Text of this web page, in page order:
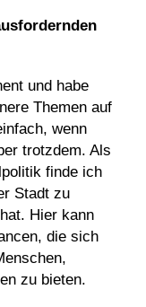
und habe
Themen auf
wenn
trotzdem. Als
finde ich
Stadt zu
Hier kann
die sich
zu bieten.